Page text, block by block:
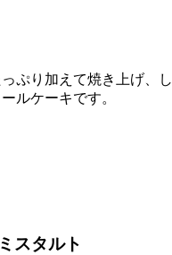
ぷり加えて焼き上げ、
ルケーキです。
スタルト